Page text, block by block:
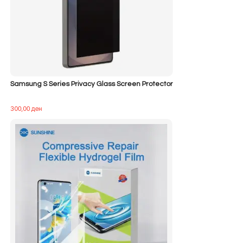
Samsung S Series Privacy Glass Screen Protector
300,00ден